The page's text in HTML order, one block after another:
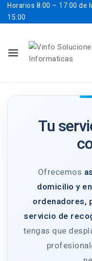
Horarios 8:00 – 17:00 de
15:00
Tu
Ofrecemos
domicilio y
ordenadores,
servicio de
tengas que